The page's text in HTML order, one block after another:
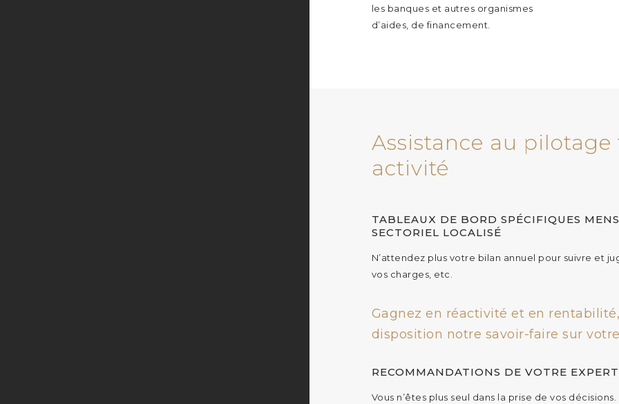
les banques et autres organismes
d’aides, de financement.
Assistance au
activité
TABLEAUX DE BORD SPÉCIFIQUES
SECTORIEL LOCALISÉ
N’attendez plus votre bilan annuel pour suivre et
vos charges, etc.
Gagnez en réactivité et en
disposition notre savoir-faire sur
RECOMMANDATIONS DE VOTRE
Vous n’êtes plus seul dans la prise de vos